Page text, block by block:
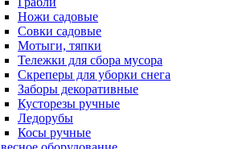
Ножи садовые
Совки садовые
Мотыги, тяпки
Тележки для сбора мусора
Скреперы для уборки снега
Заборы декоративные
Кусторезы ручные
Ледорубы
Косы ручные